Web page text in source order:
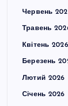
Червень
Травень
Квітень 2026
Березень
Лютий 2026
Січень 2026